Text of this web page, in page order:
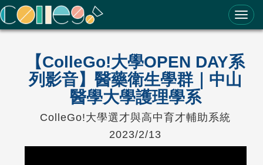
ColleGo! 大學選才與高中育才輔助系統
【ColleGo!大學OPEN DAY系
列影音】醫藥衛生學群｜中山
醫學大學護理學系
ColleGo!大學選才與高中育才輔助系統
2023/2/13